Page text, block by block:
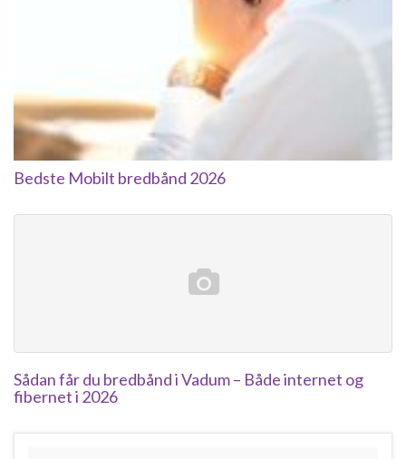
Bedste Mobilt bredbånd 2026
Sådan får du bredbånd i Vadum – Både internet og
fibernet i 2026